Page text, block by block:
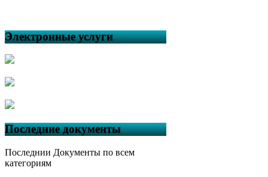
Электронные услуги
Последние документы
Последнии Документы по всем
категориям